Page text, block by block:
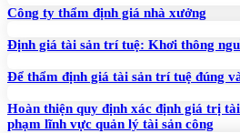
Công ty thẩm định giá nhà xưởng
Định giá tài sản trí tuệ: Khơi thông
Để thẩm định giá tài sản trí tuệ đúng
Hoàn thiện quy định xác định giá trị
phạm lĩnh vực quản lý tài sản công